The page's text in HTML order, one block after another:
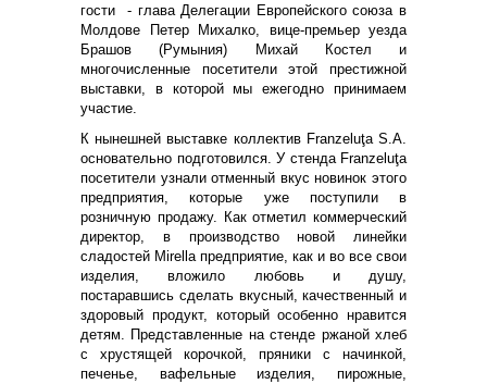
гости - глава Делегации Европейского союза в
Молдове Петер Михалко, вице-премьер уезда
Брашов (Румыния) Михай Костел и
многочисленные посетители этой престижной
выставки, в которой мы ежегодно принимаем
участие.
К нынешней выставке коллектив Franzeluţa S.A.
основательно подготовился. У стенда Franzeluţa
посетители узнали отменный вкус новинок этого
предприятия, которые уже поступили в
розничную продажу. Как отметил коммерческий
директор, в производство новой линейки
сладостей Mirella предприятие, как и во все свои
изделия, вложило любовь и душу,
постаравшись сделать вкусный, качественный и
здоровый продукт, который особенно нравится
детям. Представленные на стенде ржаной хлеб
с хрустящей корочкой, пряники с начинкой,
печенье, вафельные изделия, пирожные,